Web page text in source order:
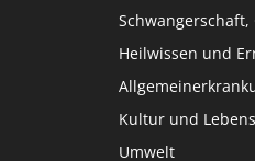
Heilwissen und
Kultur und
Umwelt